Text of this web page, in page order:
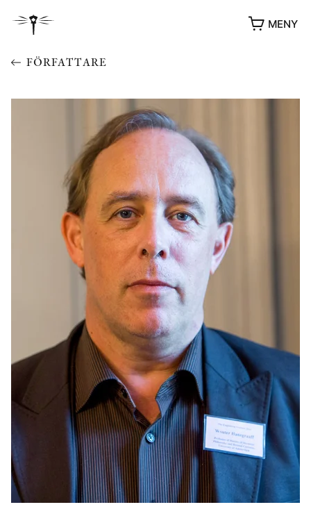
MENY
YUKIKO OCH PATRIK MÖTER
STOLPE STORIES
KONTAKT
PRESSKONTAKT
PEER REVIEW-PROCESSEN
FÖRFATTARE